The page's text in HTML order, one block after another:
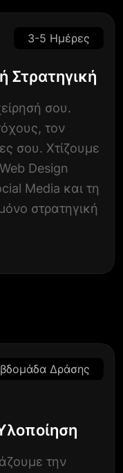
3-5 Ημέρες
Στρατηγική
σου.
τον
σου. Χτίζουμε
Design
Media και τη
στρατηγική
Δράσης
την